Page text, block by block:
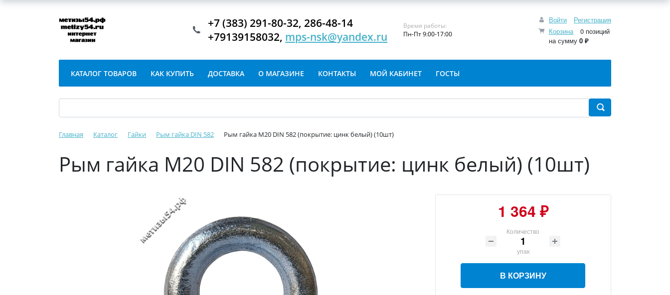
Войти
Регистрация
Корзина
0 позиций
на сумму 0 ₽
+7 (383) 291-80-32, 286-48-14
+79139158032, mps-nsk@yandex.ru
Время работы:
Пн-Пт 9:00-17:00
КАТАЛОГ ТОВАРОВ КАК КУПИТЬ ДОСТАВКА О МАГАЗИНЕ КОНТАКТЫ МОЙ КАБИНЕТ ГОСТЫ
Главная Каталог Гайки Рым гайка DIN 582 Рым гайка М20 DIN 582 (покрытие: цинк белый) (10шт)
Рым гайка М20 DIN 582 (покрытие: цинк белый) (10шт)
1 364 ₽
Количество
упак
В КОРЗИНУ